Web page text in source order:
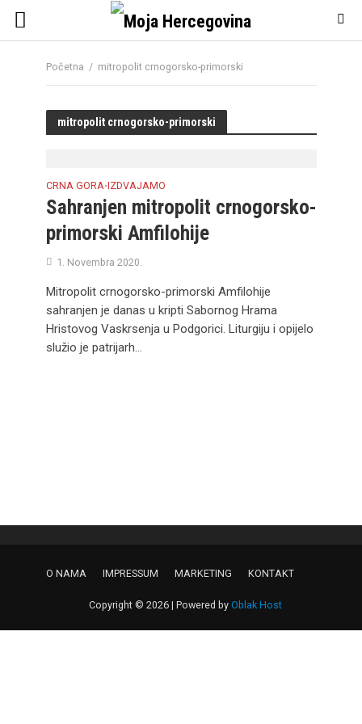
Početna / mitropolit crnogorsko-primorski
mitropolit crnogorsko-primorski
CRNA GORA•IZDVAJAMO
Sahranjen mitropolit crnogorsko-
primorski Amfilohije
1. Novembra 2020.
Mitropolit crnogorsko-primorski Amfilohije
sahranjen je danas u kripti Sabornog Hrama
Hristovog Vaskrsenja u Podgorici. Liturgiju i opijelo
služio je patrijarh...
O NAMA IMPRESSUM MARKETING KONTAKT
Copyright © 2026 | Powered by Oblak Host